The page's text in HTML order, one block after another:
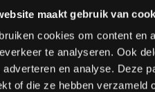
maakt gebruik van
cookies om content en
te analyseren. Ook
adverteren en analyse. Deze
of die ze hebben verzameld
Body-Solid G5S
Homegym
Nog 2 stuks op
Levertijd 1–3